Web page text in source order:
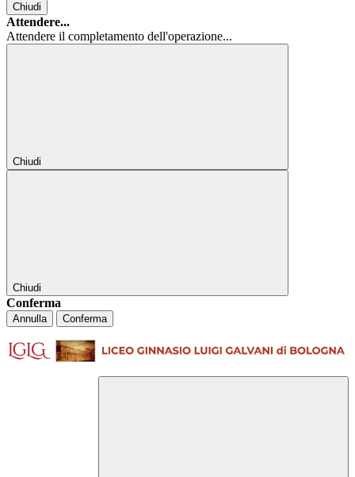
Chiudi
Attendere...
Attendere il completamento dell'operazione...
Chiudi
Chiudi
Conferma
Annulla Conferma